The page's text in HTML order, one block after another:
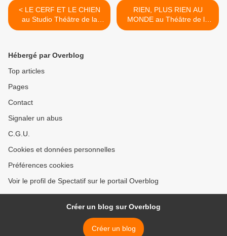
< LE CERF ET LE CHIEN
au Studio Théâtre de la
Comédie-Française
RIEN, PLUS RIEN AU
MONDE au Théâtre de la
Contrescarpe >
Hébergé par Overblog
Top articles
Pages
Contact
Signaler un abus
C.G.U.
Cookies et données personnelles
Préférences cookies
Voir le profil de Spectatif sur le portail Overblog
Créer un blog sur Overblog
Créer un blog